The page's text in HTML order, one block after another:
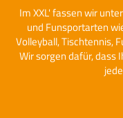
Im XXL' fassen wir
und Funsportarten
Volleyball, Tischtennis,
Wir sorgen dafür, dass